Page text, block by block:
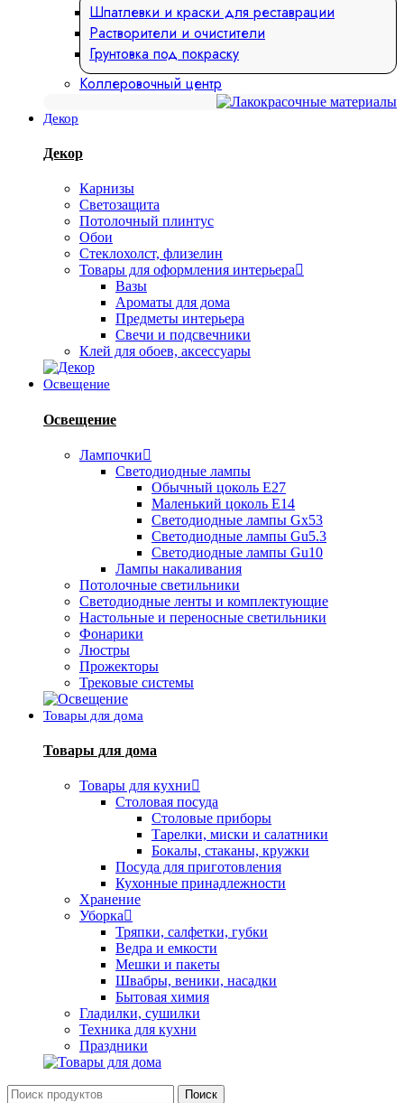
Шпатлевки и краски для реставрации
Растворители и очистители
Грунтовка под покраску
Коллеровочный центр
Декор
Декор
Карнизы
Светозащита
Потолочный плинтус
Обои
Стеклохолст, флизелин
Товары для оформления интерьера
Вазы
Ароматы для дома
Предметы интерьера
Свечи и подсвечники
Клей для обоев, аксессуары
Освещение
Освещение
Лампочки
Светодиодные лампы
Обычный цоколь Е27
Маленький цоколь Е14
Светодиодные лампы Gx53
Светодиодные лампы Gu5.3
Светодиодные лампы Gu10
Лампы накаливания
Потолочные светильники
Светодиодные ленты и комплектующие
Настольные и переносные светильники
Фонарики
Люстры
Прожекторы
Трековые системы
Товары для дома
Товары для дома
Товары для кухни
Столовая посуда
Столовые приборы
Тарелки, миски и салатники
Бокалы, стаканы, кружки
Посуда для приготовления
Кухонные принадлежности
Хранение
Уборка
Тряпки, салфетки, губки
Ведра и емкости
Мешки и пакеты
Швабры, веники, насадки
Бытовая химия
Гладилки, сушилки
Техника для кухни
Праздники
Поиск